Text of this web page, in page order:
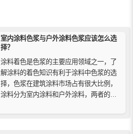
室内涂料色浆与户外涂料色浆应该怎么选
择？
涂料着色是色浆的主要应用领域之一，了
解涂料的着色知识有利于涂料中色浆的选
择，色浆在建筑涂料市场占有很大比例，
涂料分为室内涂料和户外涂料，两者的应